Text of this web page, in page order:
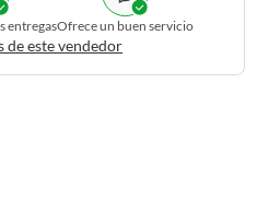
entregasOfrece un buen servicio
de este vendedor